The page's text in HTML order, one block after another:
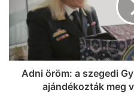
Adni öröm: a szegedi
ajándékozták meg